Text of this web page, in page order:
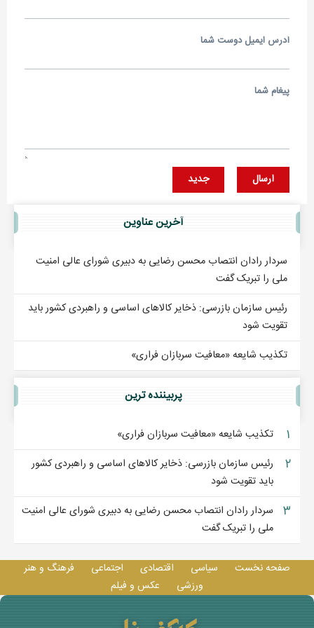
آدرس ايميل دوست شما
پيغام شما
ارسال جديد
آخرين عناوين
سردار رادان انتصاب محسن رضایی به دبیری شورای عالی امنیت
ملی را تبریک گفت
رئیس سازمان بازرسی: ذخایر کالاهای اساسی و راهبردی کشور باید
تقویت شود
تکذیب شایعه «معافیت سربازان فراری»
پربيننده ترين
۱ تکذیب شایعه «معافیت سربازان فراری»
۲
رئیس سازمان بازرسی: ذخایر کالاهای اساسی و راهبردی کشور
باید تقویت شود
۳
سردار رادان انتصاب محسن رضایی به دبیری شورای عالی امنیت
ملی را تبریک گفت
صفحه نخست سیاسی اقتصادی اجتماعی
فرهنگ و هنر
ورزشی
عکس و فيلم